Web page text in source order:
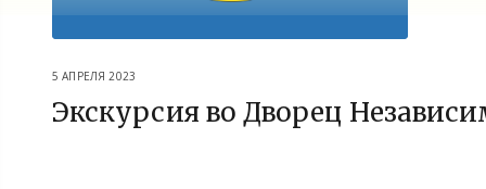
5 АПРЕЛЯ 2023
Экскурсия во Дворец